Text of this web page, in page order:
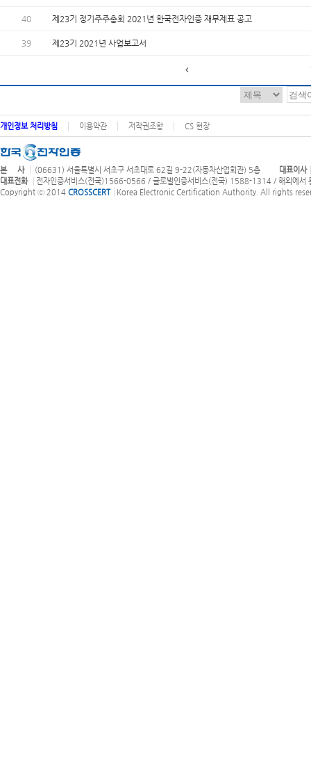
40 제23기 정기주주총회 2021년 한국전자인증 재무제표 공고
39 제23기 2021년 사업보고서
개인정보 처리방침 이용약관 저작권조항 CS 헌장
본 사 (06631) 서울특별시 서초구 서초대로 62길 9-22(자동차산업회관) 5층 대표이사
대표전화
전자인증서비스(전국)1566-0566 / 글로벌인증서비스(전국) 1588-1314 / 해외에
Copyright ⓒ 2014 CROSSCERT Korea Electronic Certification Authority. All rights